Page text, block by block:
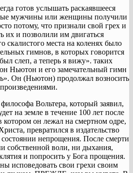
готов услышать раскаявшееся
мужчины или женщины получили
потому, что признали свой грех и
их и позволили им двигаться
скалистого места на коленях было
гимнов, в которых говорится
слеп, а теперь я вижу». таких
Ньютон и его замечательный гимн
Он (Ньютон) продолжал возносить
Вольтера, который заявил,
на земле в течение 100 лет после
котором он лежал на смертном одре,
превратился в издательство
непрощения. После смерти
собственной воли, ни дыхания,
и попросить у Бога прощения.
исповедовать свои грехи своим